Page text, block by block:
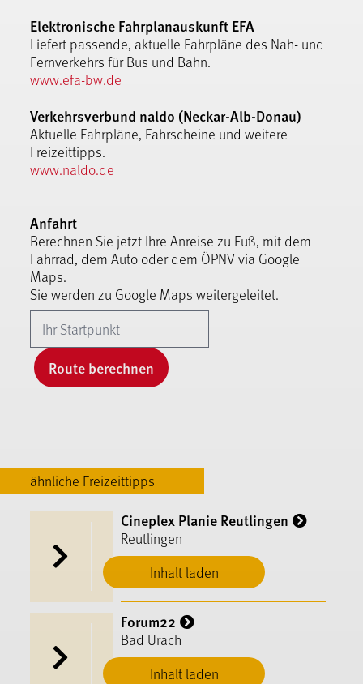
Elektronische Fahrplanauskunft EFA
Liefert passende, aktuelle Fahrpläne des Nah- und
Fernverkehrs für Bus und Bahn.
www.efa-bw.de
Verkehrsverbund naldo (Neckar-Alb-Donau)
Aktuelle Fahrpläne, Fahrscheine und weitere
Freizeittipps.
www.naldo.de
Anfahrt
Berechnen Sie jetzt Ihre Anreise zu Fuß, mit dem
Fahrrad, dem Auto oder dem ÖPNV via Google
Maps.
Sie werden zu Google Maps weitergeleitet.
Route berechnen
ähnliche Freizeittipps
Inhalt laden
Cineplex Planie Reutlingen
Reutlingen
Inhalt laden
Forum22
Bad Urach